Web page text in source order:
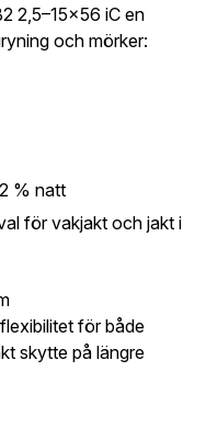
2,5–15x56 iC en
och mörker:
% natt
för vakjakt och jakt i
för både
skytte på längre
avtalspriser, smidig
kontaktar vi dig